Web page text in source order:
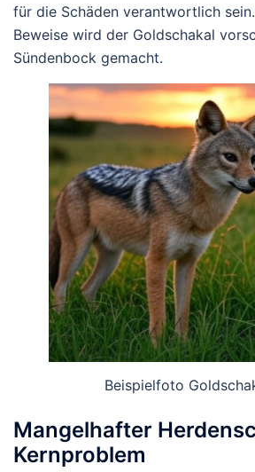
für die Schäden verantwortlich
Beweise wird der Goldschakal
Sündenbock gemacht.
Beispielfoto
Mangelhafter
Kernproblem